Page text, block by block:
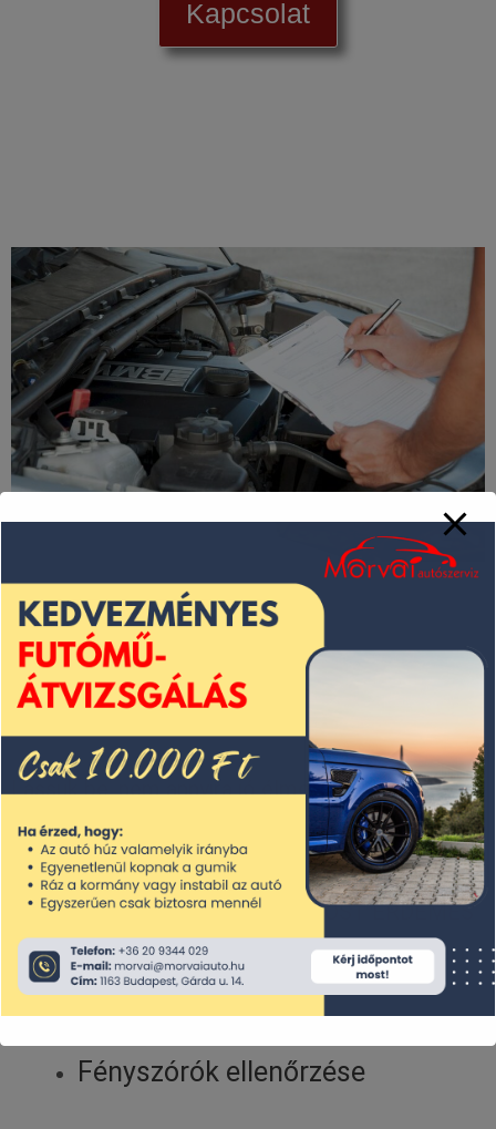
Kapcsolat
Mit vizsgálunk pontosan?
Megmérjük az akkumulátor
feszültségét
Lássuk be, nem annyira jó élmény, amikor akár
már a rádióhallgatás is lemeríti az akksit,
ráadásul télen fokozott igénybevételnek van
kitéve. Az akkumulátort tehát MOST ÉRDEMES
megnézetni (jobb, mint fejvesztve bikakábelért
szaladgálni az autósok között).
Fényszórók ellenőrzése